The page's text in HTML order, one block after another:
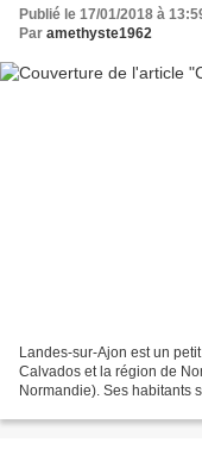
Publié le 17/01/2018 à
Par amethyste1962
Landes-sur-Ajon est un
Calvados et la région de
Normandie). Ses habitants